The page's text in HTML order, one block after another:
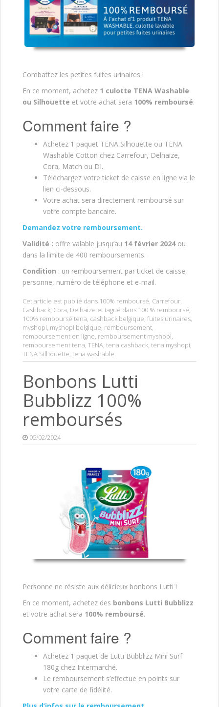
Combattez les petites fuites urinaires !
En ce moment, achetez 1 culotte TENA Washable
ou Silhouette et votre achat sera 100% remboursé.
Comment faire ?
Achetez 1 paquet TENA Silhouette ou TENA
Washable Cotton chez Carrefour, Delhaize,
Cora, Match ou DI.
Téléchargez votre ticket de caisse en ligne via le
lien ci-dessous.
Votre achat sera directement remboursé sur
votre compte bancaire.
Demandez votre remboursement.
Validité : offre valable jusqu’au 14 février 2024ou
dans la limite de 400 remboursements.
Condition : un remboursement par ticket de caisse,
personne, numéro de téléphone et e-mail.
Cet article est publié dans 100% remboursé, Carrefour,
Cashback, Cora, Delhaize et tagué dans 100 % remboursé,
100% remboursé tena, cashback belgique, fuites urinaires,
myshopi, myshopi belgique, remboursement,
remboursement en ligne, remboursement myshopi,
remboursement tena, TENA, tena cashback, tena myshopi,
TENA Silhouette, tena washable.
Bonbons Lutti
Bubblizz 100%
remboursés
05/02/2024
Personne ne résiste aux délicieux bonbons Lutti !
En ce moment, achetez des bonbons Lutti Bubblizz
et votre achat sera 100% remboursé.
Comment faire ?
Achetez 1 paquet de Lutti Bubblizz Mini Surf
180g chez Intermarché.
Le remboursement s’effectue en points sur
votre carte de fidélité.